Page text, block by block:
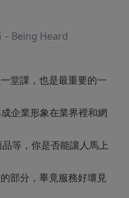
－Being Heard
堂課，也是最重要的一
企業形象在業界裡和網
等，你是否能讓人馬上
部分，畢竟服務好壞見